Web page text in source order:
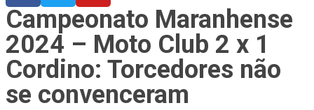
Campeonato Maranhense
2024 – Moto Club 2 x 1
Cordino: Torcedores não
se convenceram